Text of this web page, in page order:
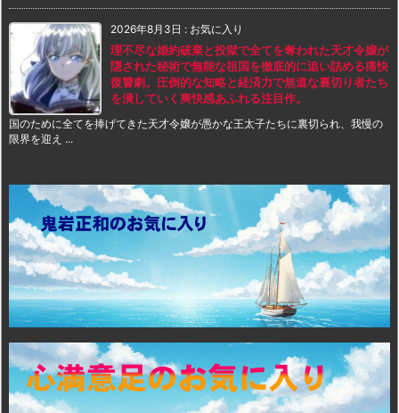
2026年8月3日 : お気に入り
理不尽な婚約破棄と投獄で全てを奪われた天才令嬢が
隠された秘術で無能な祖国を徹底的に追い詰める痛快
復讐劇。圧倒的な知略と経済力で無道な裏切り者たち
を潰していく爽快感あふれる注目作。
国のために全てを捧げてきた天才令嬢が愚かな王太子たちに裏切られ、我慢の
限界を迎え ...